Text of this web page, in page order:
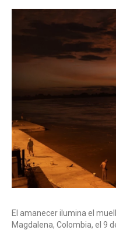
El amanecer ilumina el
Magdalena, Colombia, el 9